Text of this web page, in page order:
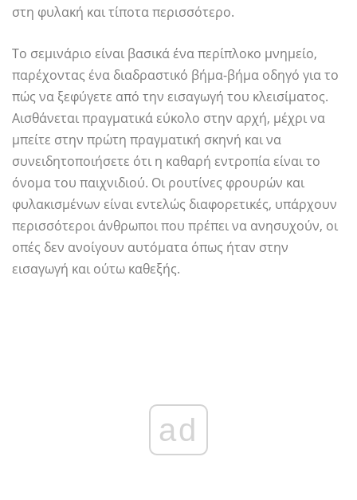
στη φυλακή και τίποτα περισσότερο.
Το σεμινάριο είναι βασικά ένα περίπλοκο μνημείο,
παρέχοντας ένα διαδραστικό βήμα-βήμα οδηγό για το
πώς να ξεφύγετε από την εισαγωγή του κλεισίματος.
Αισθάνεται πραγματικά εύκολο στην αρχή, μέχρι να
μπείτε στην πρώτη πραγματική σκηνή και να
συνειδητοποιήσετε ότι η καθαρή εντροπία είναι το
όνομα του παιχνιδιού. Οι ρουτίνες φρουρών και
φυλακισμένων είναι εντελώς διαφορετικές, υπάρχουν
περισσότεροι άνθρωποι που πρέπει να ανησυχούν, οι
οπές δεν ανοίγουν αυτόματα όπως ήταν στην
εισαγωγή και ούτω καθεξής.
ad